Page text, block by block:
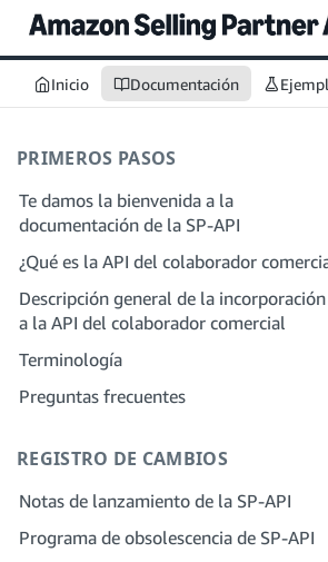
Inicio Documentación
PRIMEROS PASOS
Te damos la bienvenida a la
documentación de la SP-API
¿Qué es la API del colaborador
Descripción general de la incorporación
a la API del colaborador comercial
Incorporación como desarrollador
Paso 4: Registra una aplicación de
entorno aislado
Incorporación como proveedor de
servicios
y permisos para proveedores de
servicios
Paso 2: Crea una cuenta en el portal
proveedores de soluciones para tu
Terminología
Preguntas frecuentes
SP-API
proveedores de soluciones
REGISTRO DE CAMBIOS
Notas de lanzamiento de la SP-API
Programa de obsolescencia de SP-API